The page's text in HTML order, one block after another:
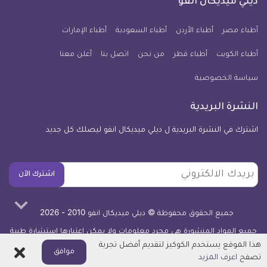
معلومة
للآيفون
أطباء مصر أطباء الأردن أطباء السعودية أطباء الإمارات
أطباء الكويت أطباء قطر من نحن اتصل بنا أعلن معنا
سياسة الخصوصية
النشرة البريدية
اشترك في النشرة البريدية ل ديلي ميديكال انفو ليصلك كل جديد
بريدك
الالكتروني
اشترك الآن
جميع الحقوق محفوظة © ديلي ميديكال انفو 2010 - 2026
جميع المواد المنشورة هي مجرد معلومات ولا يمكن اعتبارها استشارة طبية
أو توصية علاجية - اعرف المزيد
هذا الموقع يستخدم الكوكيز لتقديم أفضل تجربة
تصفح اعرف المزيد
موافق اغلاق